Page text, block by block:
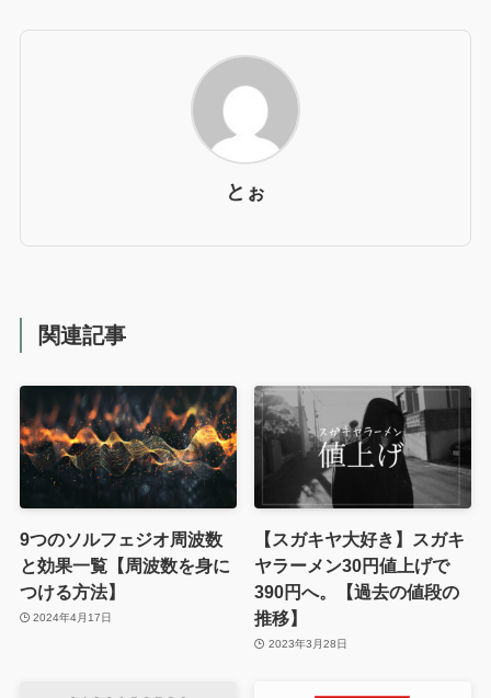
とぉ
関連記事
9つのソルフェジオ周波数
と効果一覧【周波数を身に
つける方法】
2024年4月17日
【スガキヤ大好き】スガキ
ヤラーメン30円値上げで
390円へ。【過去の値段の
推移】
2023年3月28日